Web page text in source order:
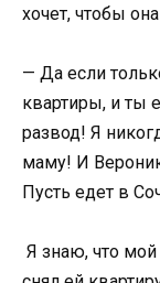
хочет, чтобы
— Да если
квартиры, и ты
развод! Я
маму! И
Пусть едет в
Я знаю, что